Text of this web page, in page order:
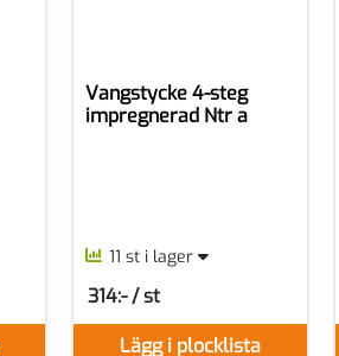
Vangstycke 4-steg
impregnerad Ntr a
11 st i lager
Lägg i plocklista
314:- / st
SEK per ST